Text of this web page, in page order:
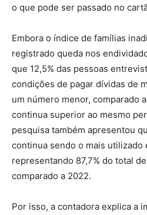
o que pode ser passado no
Embora o índice de famílias
registrado queda nos
que 12,5% das pessoas
condições de pagar dívidas de
um número menor, comparado
continua superior ao mesmo
pesquisa também apresentou
continua sendo o mais utilizado
representando 87,7% do total
comparado a 2022.
Por isso, a contadora explica a